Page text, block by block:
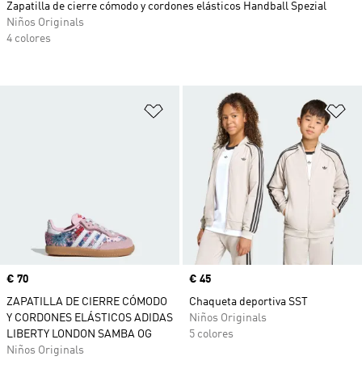
Añadir a la lista de deseos
Precio
€ 70
ZAPATILLA DE CIERRE CÓMODO
Y CORDONES ELÁSTICOS ADIDAS
LIBERTY LONDON SAMBA OG
Niños Originals
Precio
€ 45
Chaqueta deportiva SST
Niños Originals
5 colores
Zapatilla de cierre cómodo y cordones elásticos Handball Spezial
Niños Originals
4 colores